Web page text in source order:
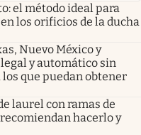
el método ideal para
los orificios de la ducha
Nuevo México y
y automático sin
que puedan obtener
laurel con ramas de
hacerlo y